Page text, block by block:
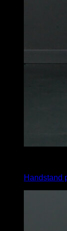
Handstand